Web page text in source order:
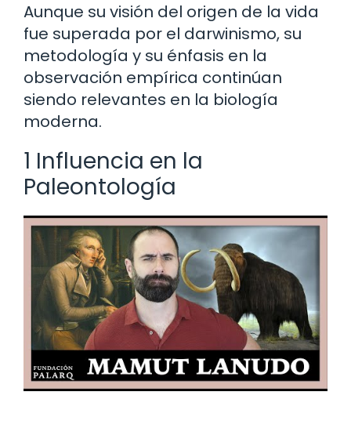
Aunque su visión del origen de la vida
fue superada por el darwinismo, su
metodología y su énfasis en la
observación empírica continúan
siendo relevantes en la biología
moderna.
1 Influencia en la
Paleontología